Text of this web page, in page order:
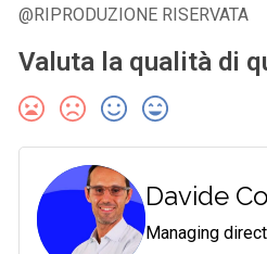
@RIPRODUZIONE RISERVATA
Valuta la qualità di
Davide
Managing